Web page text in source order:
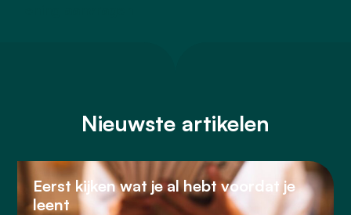
Nieuwste artikelen
Eerst kijken wat je al hebt voordat je
leent